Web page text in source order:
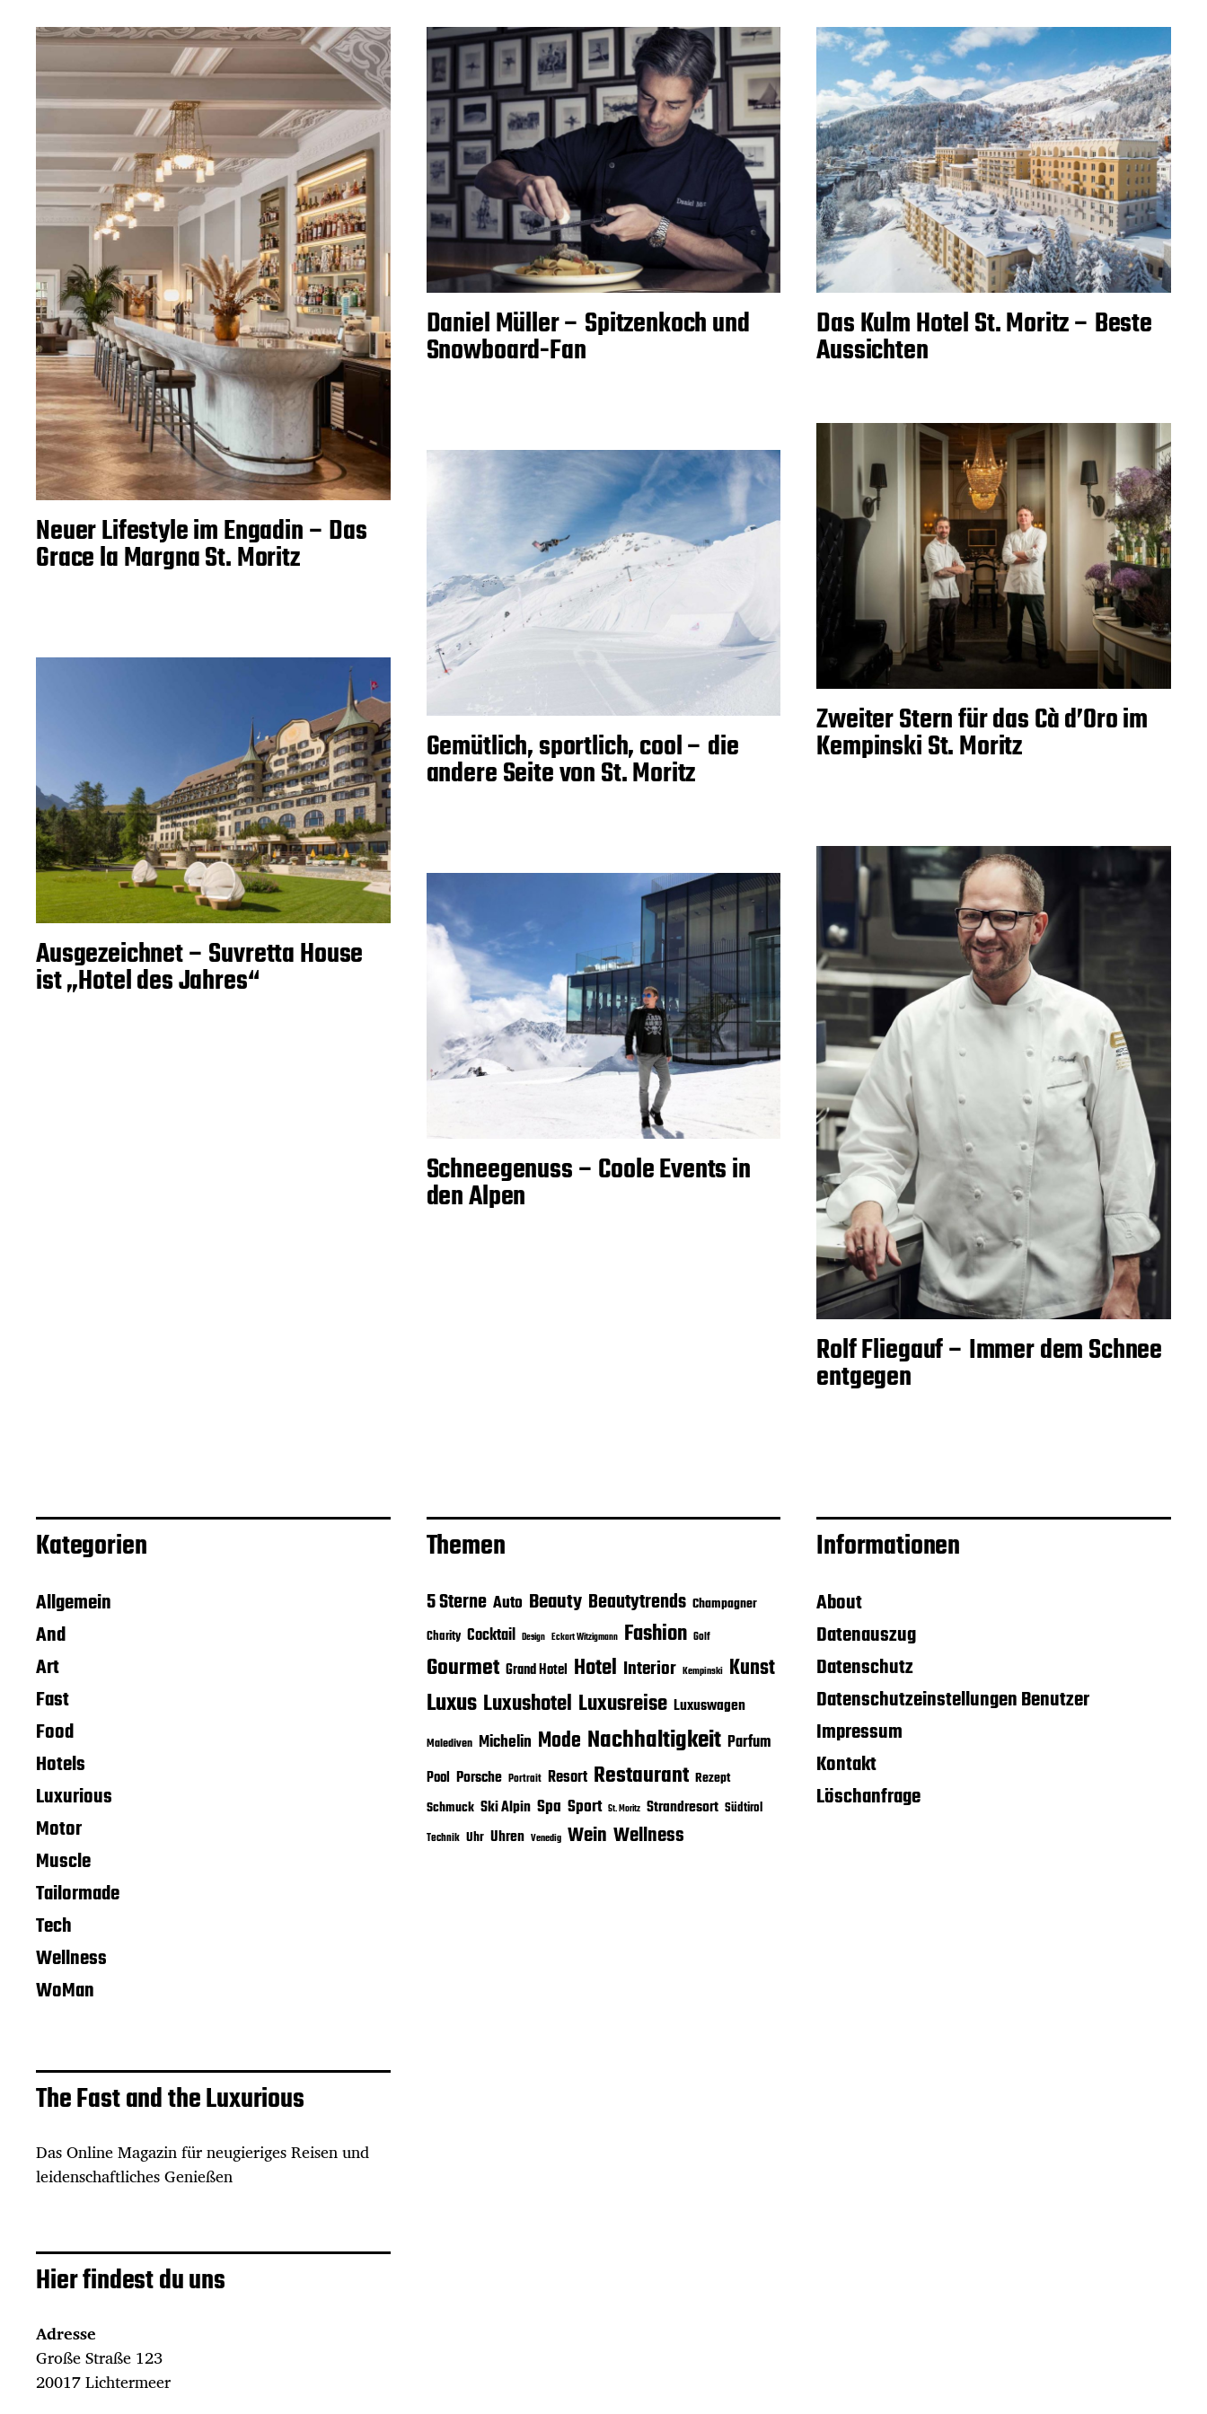
Neuer Lifestyle im Engadin – Das
Grace la Margna St. Moritz
Daniel Müller – Spitzenkoch und
Snowboard-Fan
Das Kulm Hotel St. Moritz – Beste
Aussichten
Zweiter Stern für das Cà d’Oro im
Kempinski St. Moritz
Gemütlich, sportlich, cool – die
andere Seite von St. Moritz
Ausgezeichnet – Suvretta House
ist „Hotel des Jahres“
Rolf Fliegauf – Immer dem Schnee
entgegen
Schneegenuss – Coole Events in
den Alpen
Kategorien
Allgemein
And
Art
Fast
Food
Hotels
Luxurious
Motor
Muscle
Tailormade
Tech
Wellness
WoMan
The Fast and the Luxurious
Das Online Magazin für neugieriges Reisen und
leidenschaftliches Genießen
Hier findest du uns
Adresse
Große Straße 123
20017 Lichtermeer
Themen
5 Sterne Auto Beauty Beautytrends Champagner
Charity Cocktail Design Eckart Witzigmann Fashion Golf
Gourmet Grand Hotel Hotel Interior Kempinski Kunst
Luxus Luxushotel Luxusreise Luxuswagen
Malediven Michelin Mode Nachhaltigkeit Parfum
Pool Porsche Portrait Resort Restaurant Rezept
Schmuck Ski Alpin Spa Sport St. Moritz Strandresort Südtirol
Technik Uhr Uhren Venedig Wein Wellness
Informationen
About
Datenauszug
Datenschutz
Datenschutzeinstellungen Benutzer
Impressum
Kontakt
Löschanfrage